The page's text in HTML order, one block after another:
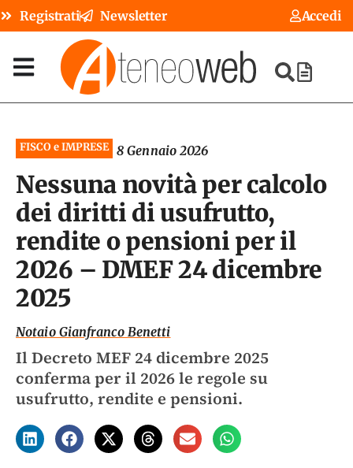
Registrati Newsletter Accedi
FISCO e IMPRESE 8 Gennaio 2026
Nessuna novità per calcolo
dei diritti di usufrutto,
rendite o pensioni per il
2026 – DMEF 24 dicembre
2025
Notaio Gianfranco Benetti
Il Decreto MEF 24 dicembre 2025
conferma per il 2026 le regole su
usufrutto, rendite e pensioni.